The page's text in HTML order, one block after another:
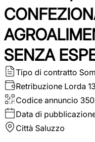
SENZA
Tipo di contratto
Retribuzione Lorda
Codice annuncio
Data di
Città Saluzzo